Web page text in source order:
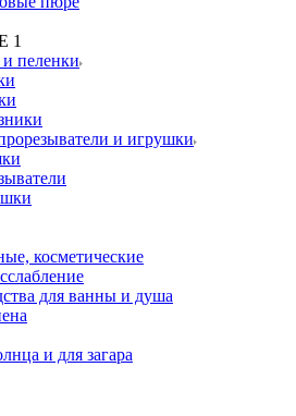
1
пеленки
и игрушки
косметические
для ванны и душа
и для загара